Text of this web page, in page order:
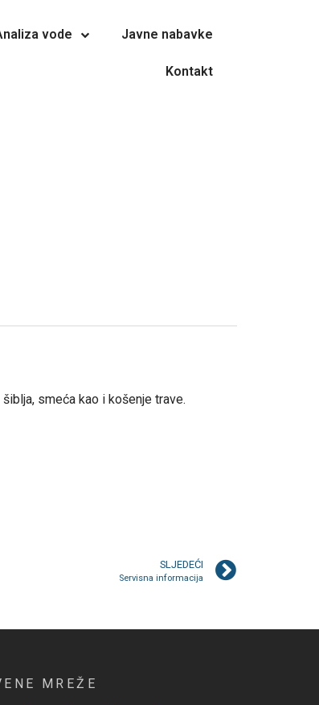
vode Javne nabavke
Kontakt
smeća kao i košenje trave.
SLJEDEĆI
Servisna informacija
MREŽE